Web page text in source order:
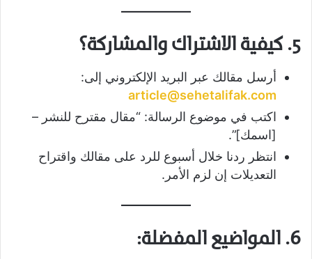
5. كيفية الاشتراك والمشاركة؟
أرسل مقالك عبر البريد الإلكتروني إلى:
article@sehetalifak.com
اكتب في موضوع الرسالة: “مقال مقترح للنشر –
[اسمك]”.
انتظر ردنا خلال أسبوع للرد على مقالك واقتراح
التعديلات إن لزم الأمر.
6. المواضيع المفضلة: